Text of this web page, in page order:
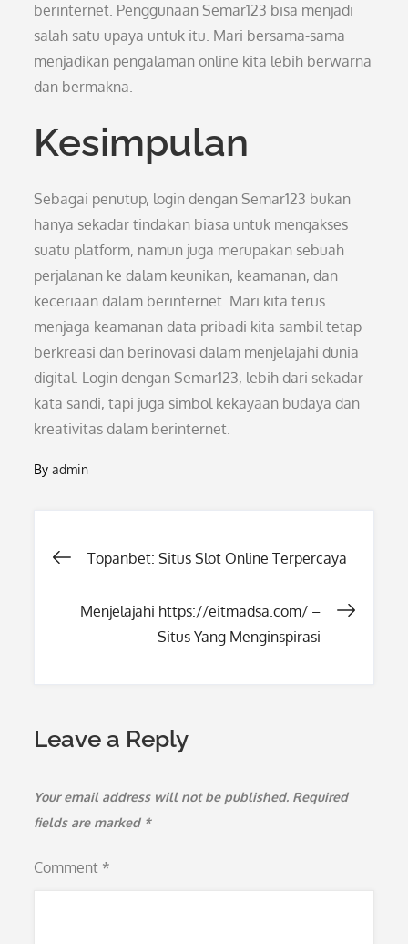
berinternet. Penggunaan Semar123 bisa menjadi
salah satu upaya untuk itu. Mari bersama-sama
menjadikan pengalaman online kita lebih berwarna
dan bermakna.
Kesimpulan
Sebagai penutup, login dengan Semar123 bukan
hanya sekadar tindakan biasa untuk mengakses
suatu platform, namun juga merupakan sebuah
perjalanan ke dalam keunikan, keamanan, dan
keceriaan dalam berinternet. Mari kita terus
menjaga keamanan data pribadi kita sambil tetap
berkreasi dan berinovasi dalam menjelajahi dunia
digital. Login dengan Semar123, lebih dari sekadar
kata sandi, tapi juga simbol kekayaan budaya dan
kreativitas dalam berinternet.
Byadmin
Post
navigation
Topanbet: Situs Slot Online Terpercaya
Menjelajahi https://eitmadsa.com/ –
Situs Yang Menginspirasi
Leave a Reply
Your email address will not be published. Required
fields are marked *
Comment *